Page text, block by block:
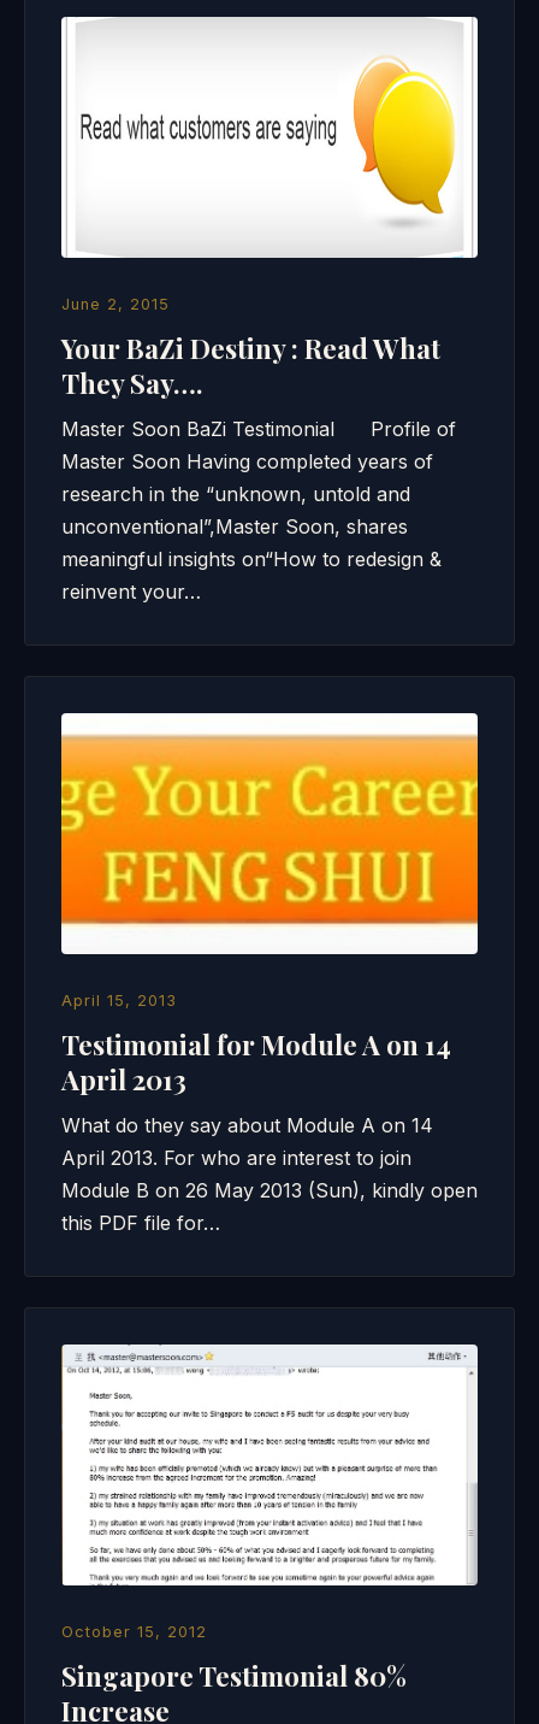
June 2, 2015
Your BaZi Destiny : Read What
They Say….
Master Soon BaZi Testimonial Profile of
Master Soon Having completed years of
research in the “unknown, untold and
unconventional”,Master Soon, shares
meaningful insights on“How to redesign &
reinvent your…
April 15, 2013
Testimonial for Module A on 14
April 2013
What do they say about Module A on 14
April 2013. For who are interest to join
Module B on 26 May 2013 (Sun), kindly open
this PDF file for…
October 15, 2012
Singapore Testimonial 80%
Increase